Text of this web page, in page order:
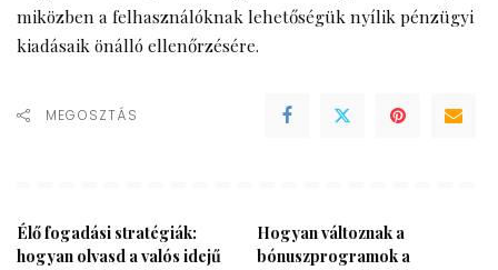
miközben a felhasználóknak lehetőségük nyílik pénzügyi
kiadásaik önálló ellenőrzésére.
MEGOSZTÁS
Élő fogadási stratégiák:
hogyan olvasd a valós idejű
Hogyan változnak a
bónuszprogramok a